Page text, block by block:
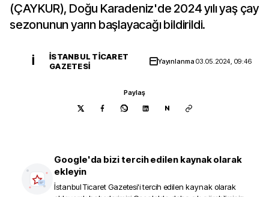
(ÇAYKUR), Doğu Karadeniz'de 2024 yılı yaş çay
sezonunun yarın başlayacağı bildirildi.
İ
İSTANBUL TICARET
GAZETESI
Yayınlanma03.05.2024, 09:46
Paylaş
N
Google'da bizi tercih edilen kaynak olarak
ekleyin
İstanbul Ticaret Gazetesi'i tercih edilen kaynak olarak